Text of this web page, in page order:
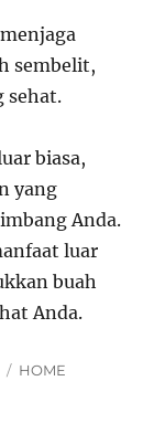
sembelit,
sehat.
biasa,
yang
Anda.
luar
buah
Anda.
Categories
HOME